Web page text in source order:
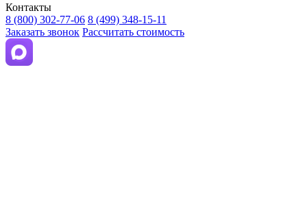
Контакты
8 (800) 302-77-06 8 (499) 348-15-11
Заказать звонок Рассчитать стоимость